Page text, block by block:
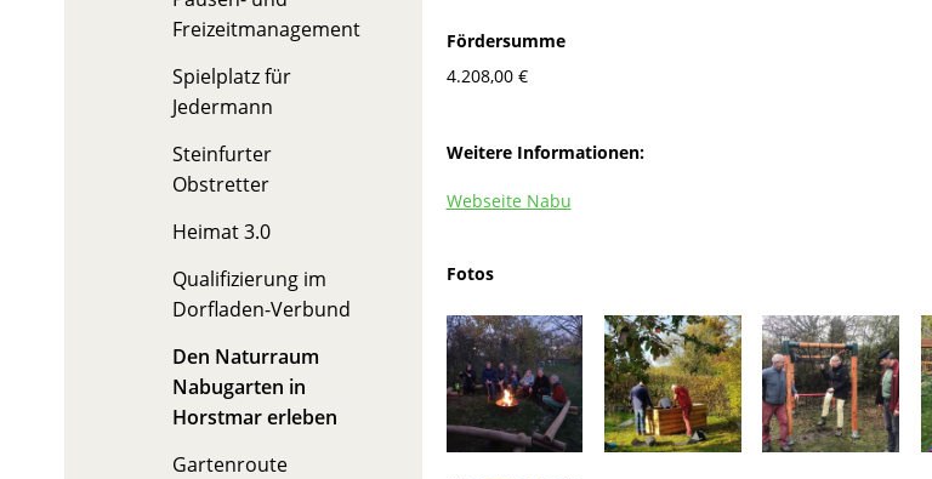
Freizeitmanagement
Spielplatz für
Jedermann
Steinfurter
Obstretter
Heimat 3.0
Qualifizierung im
Dorfladen-Verbund
Den Naturraum
Nabugarten in
Horstmar erleben
Gartenroute
Fördersumme
4.208,00 €
Weitere Informationen:
Webseite Nabu
Fotos